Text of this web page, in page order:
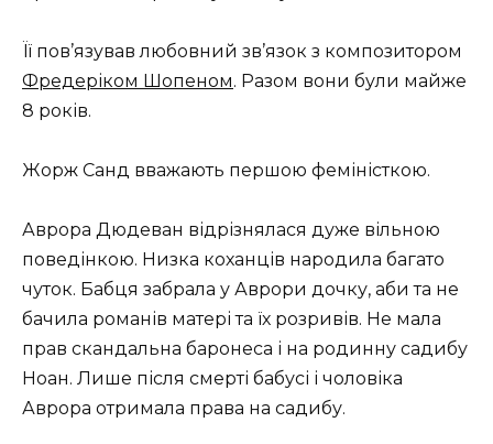
Її пов’язував любовний зв’язок з композитором
Фредеріком Шопеном. Разом вони були майже
8 років.
Жорж Санд вважають першою феміністкою.
Аврора Дюдеван відрізнялася дуже вільною
поведінкою. Низка коханців народила багато
чуток. Бабця забрала у Аврори дочку, аби та не
бачила романів матері та їх розривів. Не мала
прав скандальна баронеса і на родинну садибу
Ноан. Лише після смерті бабусі і чоловіка
Аврора отримала права на садибу.